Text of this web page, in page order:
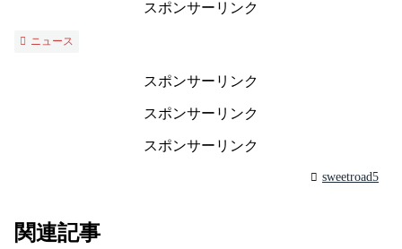
スポンサーリンク
ニュース
スポンサーリンク
スポンサーリンク
スポンサーリンク
sweetroad5
関連記事